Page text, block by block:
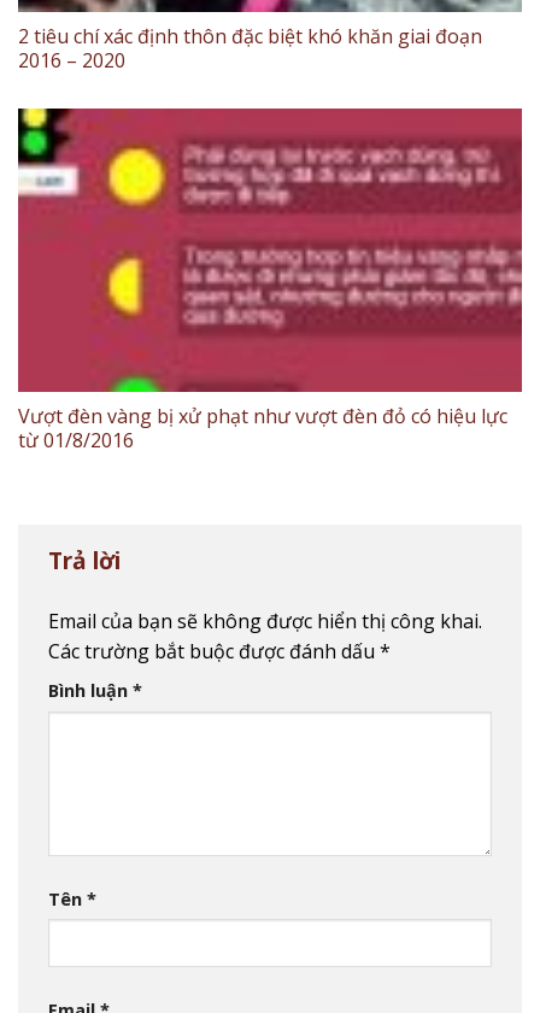
2 tiêu chí xác định thôn đặc biệt khó khăn giai đoạn
2016 – 2020
Vượt đèn vàng bị xử phạt như vượt đèn đỏ có hiệu lực
từ 01/8/2016
Trả lời
Email của bạn sẽ không được hiển thị công khai.
Các trường bắt buộc được đánh dấu *
Bình luận *
Tên *